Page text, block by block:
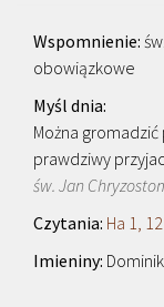
obowiązkowe
Można
prawdziwy
św. Jan
Ha 1,